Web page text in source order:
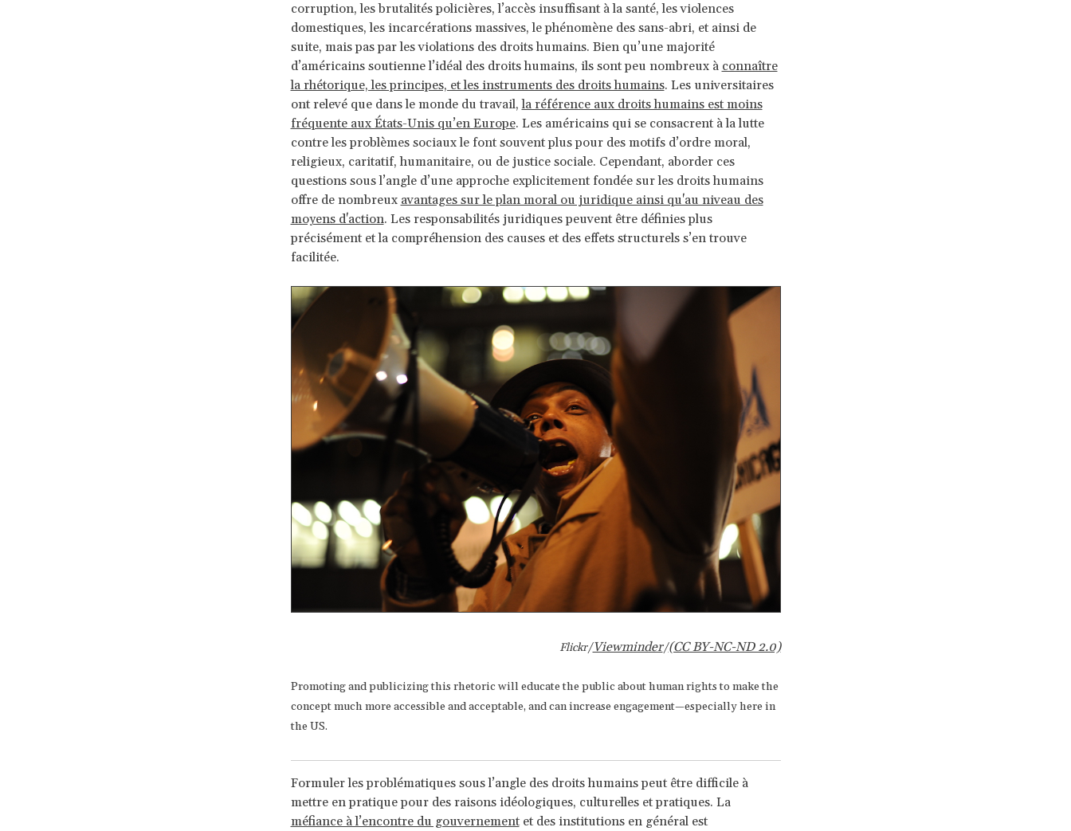
corruption, les brutalités policières, l’accès insuffisant à la santé, les violences
domestiques, les incarcérations massives, le phénomène des sans-abri, et ainsi de
suite, mais pas par les violations des droits humains. Bien qu’une majorité
d’américains soutienne l’idéal des droits humains, ils sont peu nombreux à connaître
la rhétorique, les principes, et les instruments des droits humains. Les universitaires
ont relevé que dans le monde du travail,la référence aux droits humains est moins
fréquente aux États-Unis qu’en Europe. Les américains qui se consacrent à la lutte
contre les problèmes sociaux le font souvent plus pour des motifs d’ordre moral,
religieux, caritatif, humanitaire, ou de justice sociale. Cependant, aborder ces
questions sous l’angle d’une approche explicitement fondée sur les droits humains
offre de nombreux avantages sur le plan moral ou juridique ainsi qu'au niveau des
moyens d'action. Les responsabilités juridiques peuvent être définies plus
précisément et la compréhension des causes et des effets structurels s’en trouve
facilitée.
Flickr/Viewminder/(CC BY-NC-ND 2.0)
Promoting and publicizing this rhetoric will educate the public about human rights to make the
concept much more accessible and acceptable, and can increase engagement—especially here in
the US.
Formuler les problématiques sous l’angle des droits humains peut être difficile à
mettre en pratique pour des raisons idéologiques, culturelles et pratiques. La
méfiance à l’encontre du gouvernementet des institutions en général est